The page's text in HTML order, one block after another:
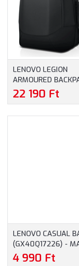
LENOVO LEGION
ARMOURED
HÁTIZSÁK
(GX40V10007) -
22 190 Ft
LENOVO CASUAL
(GX40Q17226) -
NOTEBOOKOKHOZ,
4 990 Ft